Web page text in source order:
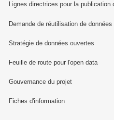
Lignes directrices pour la publication
Demande de réutilisation de données
Stratégie de données ouvertes
Feuille de route pour l'open data
Gouvernance du projet
Fiches d'information